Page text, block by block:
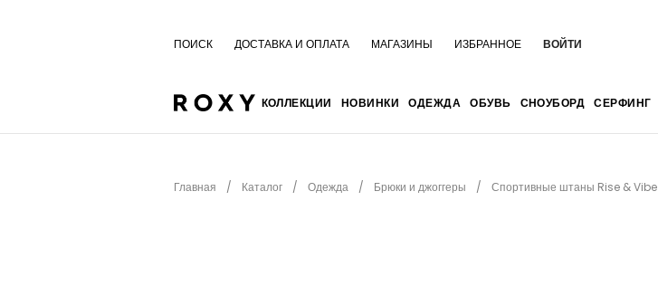
ПОИСК ДОСТАВКА И ОПЛАТА МАГАЗИНЫ ИЗБРАННОЕ ВОЙТИ
КОЛЛЕКЦИИ НОВИНКИ ОДЕЖДА ОБУВЬ СНОУБОРД СЕРФИНГ
Главная Каталог Одежда Брюки и джоггеры Спортивные штаны Rise & Vibe